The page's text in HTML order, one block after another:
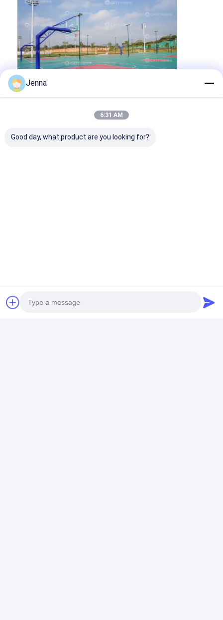
Αδιάβροχοι συνδετήρες PU
Συνδέτες PU Πολυλειτουργικοί
2915, Κτίριο C1, Wanda Plaza, Χουάνγκπου, πόλη
Jenna
6:31 AM
Good day, what product are you looking for?